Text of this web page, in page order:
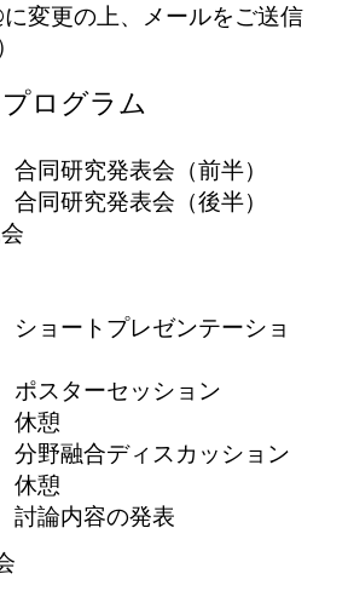
に変更の上、メールをご送信
プログラム
同研究発表会（前半）
同研究発表会（後半）
ョートプレゼンテーショ
スターセッション
休憩
野融合ディスカッション
休憩
論内容の発表